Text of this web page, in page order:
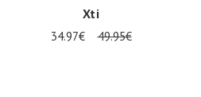
Xti
34.97€ 49.95€